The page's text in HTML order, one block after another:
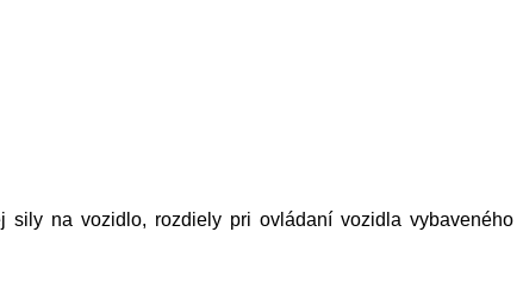
sily na vozidlo, rozdiely pri ovládaní vozidla vybaveného